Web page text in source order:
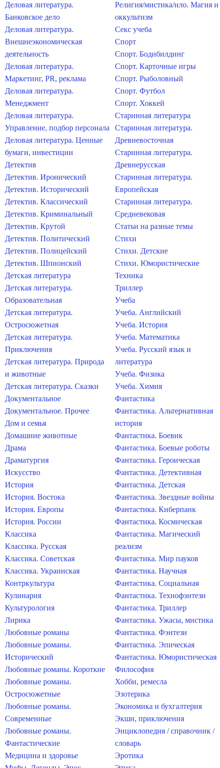
Деловая литература.
Банковское дело
Деловая литература.
Внешнеэкономическая
деятельность
Деловая литература.
Маркетинг, PR, реклама
Деловая литература.
Менеджмент
Деловая литература.
Управление, подбор персонала
Деловая литература. Ценные
бумаги, инвестиции
Детектив
Детектив. Иронический
Детектив. Исторический
Детектив. Классический
Детектив. Криминальный
Детектив. Крутой
Детектив. Политический
Детектив. Полицейский
Детектив. Шпионский
Детская литература
Детская литература.
Образовательная
Детская литература.
Остросюжетная
Детская литература.
Приключения
Детская литература. Природа
и животные
Детская литература. Сказки
Документальное
Документальное. Прочее
Дом и семья
Домашние животные
Драма
Драматургия
Искусство
История
История. Востока
История. Европы
История. России
Классика
Классика. Русская
Классика. Советская
Классика. Украинская
Контркультура
Кулинария
Культурология
Лирика
Любовные романы
Любовные романы.
Исторический
Любовные романы. Короткие
Любовные романы.
Остросюжетные
Любовные романы.
Современные
Любовные романы.
Фантастические
Медицина и здоровье
Религия/мистика/нло. Магия и
оккультизм
Секс учеба
Спорт
Спорт. Бодибилдинг
Спорт. Карточные игры
Спорт. Рыболовный
Спорт. Футбол
Спорт. Хоккей
Старинная литература
Старинная литература.
Древневосточная
Старинная литература.
Древнерусская
Старинная литература.
Европейская
Старинная литература.
Средневековая
Статьи на разные темы
Стихи
Стихи. Детские
Стихи. Юмористические
Техника
Триллер
Учеба
Учеба. Английский
Учеба. История
Учеба. Математика
Учеба. Русский язык и
литература
Учеба. Физика
Учеба. Химия
Фантастика
Фантастика. Альтернативная
история
Фантастика. Боевик
Фантастика. Боевые роботы
Фантастика. Героическая
Фантастика. Детективная
Фантастика. Детская
Фантастика. Звездные войны
Фантастика. Киберпанк
Фантастика. Космическая
Фантастика. Магический
реализм
Фантастика. Мир пауков
Фантастика. Научная
Фантастика. Социальная
Фантастика. Технофэнтези
Фантастика. Триллер
Фантастика. Ужасы, мистика
Фантастика. Фэнтези
Фантастика. Эпическая
Фантастика. Юмористическая
Философия
Хобби, ремесла
Эзотерика
Экономика и бухгалтерия
Экшн, приключения
Энциклопедия / справочник /
словарь
Эротика